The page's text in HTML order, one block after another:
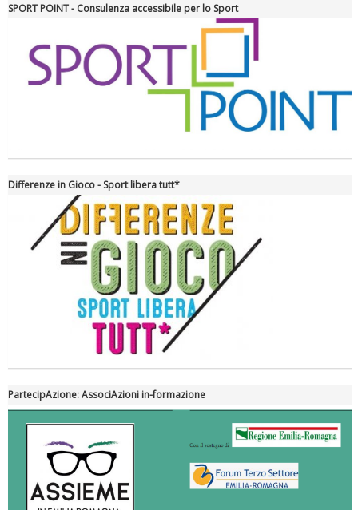
La formazione Uisp rallenta ma prosegue anche in estate
Tiziano Pesce nel Cda di Fondazione Terzjus: prima riunione a
SPORT POINT - Consulenza accessibile per lo Sport
Differenze in Gioco - Sport libera tutt*
PartecipAzione: AssociAzioni in-formazione